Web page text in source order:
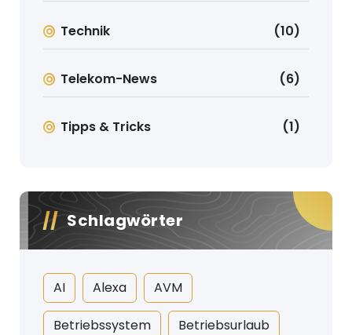
Technik (10)
Telekom-News (6)
Tipps & Tricks (1)
Schlagwörter
AI Alexa AVM
Betriebssystem Betriebsurlaub